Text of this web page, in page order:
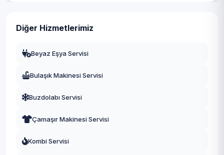
Diğer Hizmetlerimiz
Beyaz Eşya Servisi
Bulaşık Makinesi Servisi
Buzdolabı Servisi
Çamaşır Makinesi Servisi
Kombi Servisi